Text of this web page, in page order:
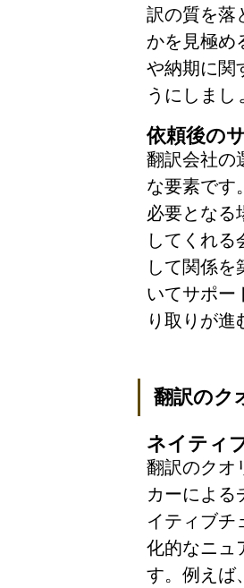
訳の質を落
かを見極め
や納期に関
うにしまし
依頼後の
翻訳会社の
な要素です
必要となる
してくれ
して関係
いてサポー
り取りが進
翻訳のク
ネイティ
翻訳のクオ
カーによる
イティブチ
化的なニュ
す。例えば